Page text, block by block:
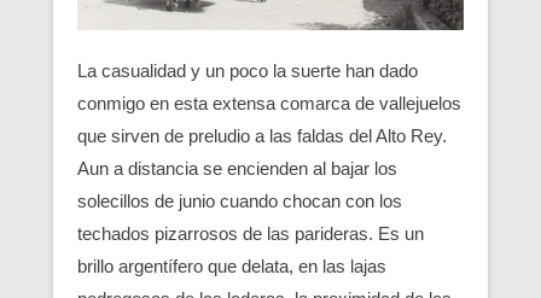
La casualidad y un poco la suerte han dado
conmigo en esta exten­sa comarca de vallejuelos
que sirven de preludio a las faldas del Alto Rey.
Aun a distancia se encienden al bajar los
solecillos de junio cuando chocan con los
techados pizarrosos de las parideras. Es un
brillo argentífero que delata, en las lajas